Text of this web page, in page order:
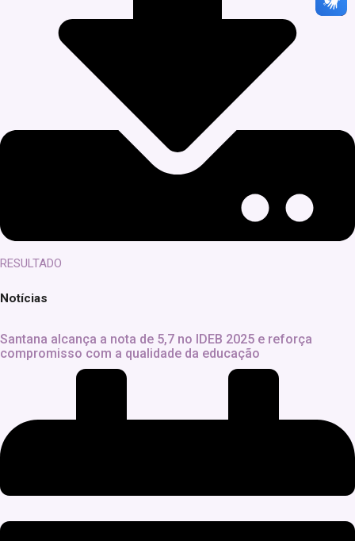
RESULTADO
Notícias
Santana alcança a nota de 5,7 no IDEB 2025 e reforça
compromisso com a qualidade da educação